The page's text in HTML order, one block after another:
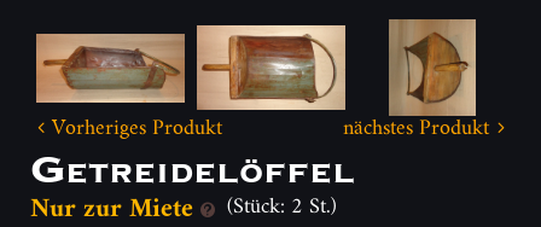
Vorheriges Produkt nächstes Produkt
Getreidelöffel
Nur zur Miete (Stück: 2 St.)